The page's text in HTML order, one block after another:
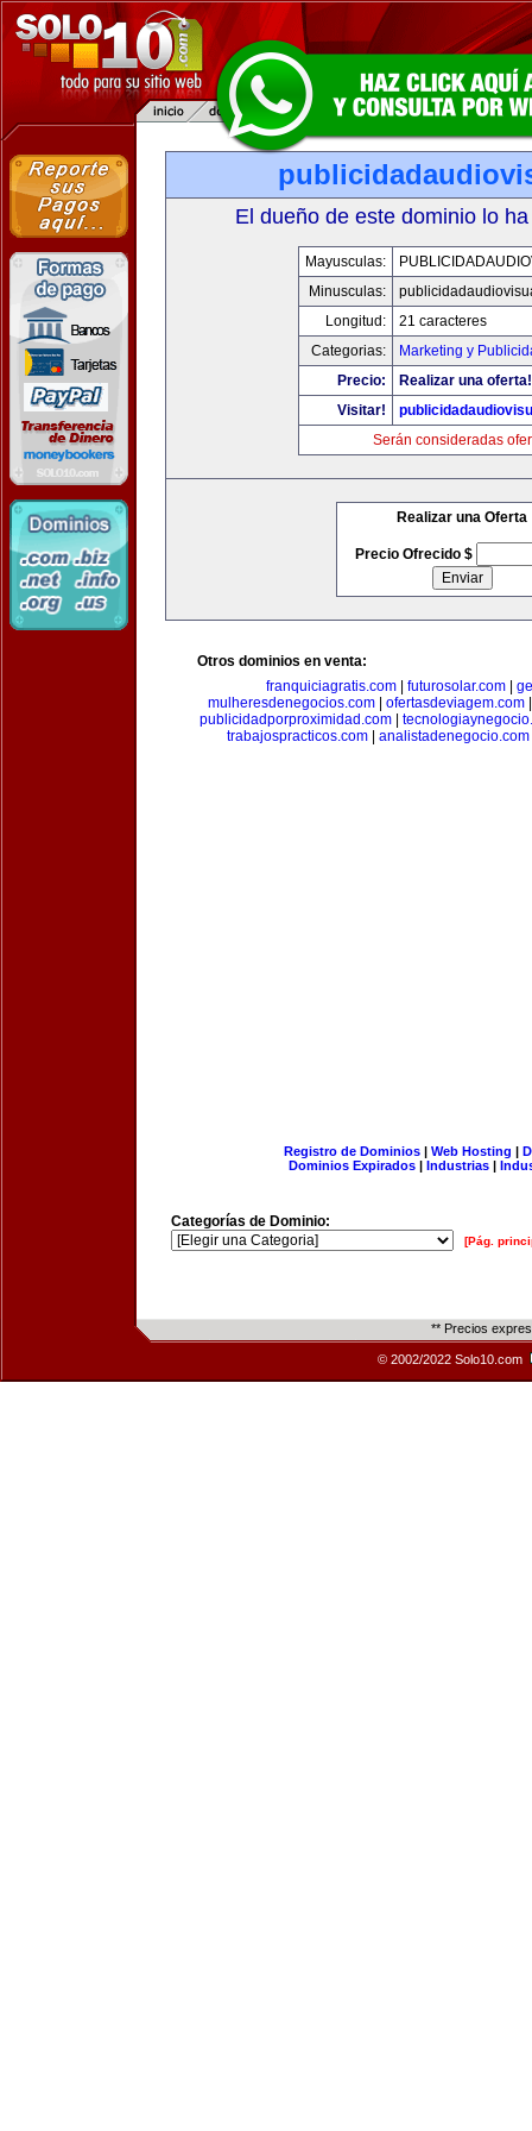
El dueño de este dominio lo
Mayusculas:
Minusculas:
Longitud:
21 caracteres
Categorias:
Marketing y
Precio:
Realizar una oferta!
Visitar!
Serán consideradas
Realizar una Oferta
Precio Ofrecido $
Otros dominios en venta:
franquiciagratis.com
futurosolar.com
mulheresdenegocios.com
ofertasdeviagem.com
publicidadporproximidad.com|
trabajospracticos.com| analistadenegocio.com
Registro de Dominios| Web Hosting |
Dominios Expirados | Industrias |
Categorías de Dominio:
[Pág.
** Precios
© 2002/2022 Solo10.com